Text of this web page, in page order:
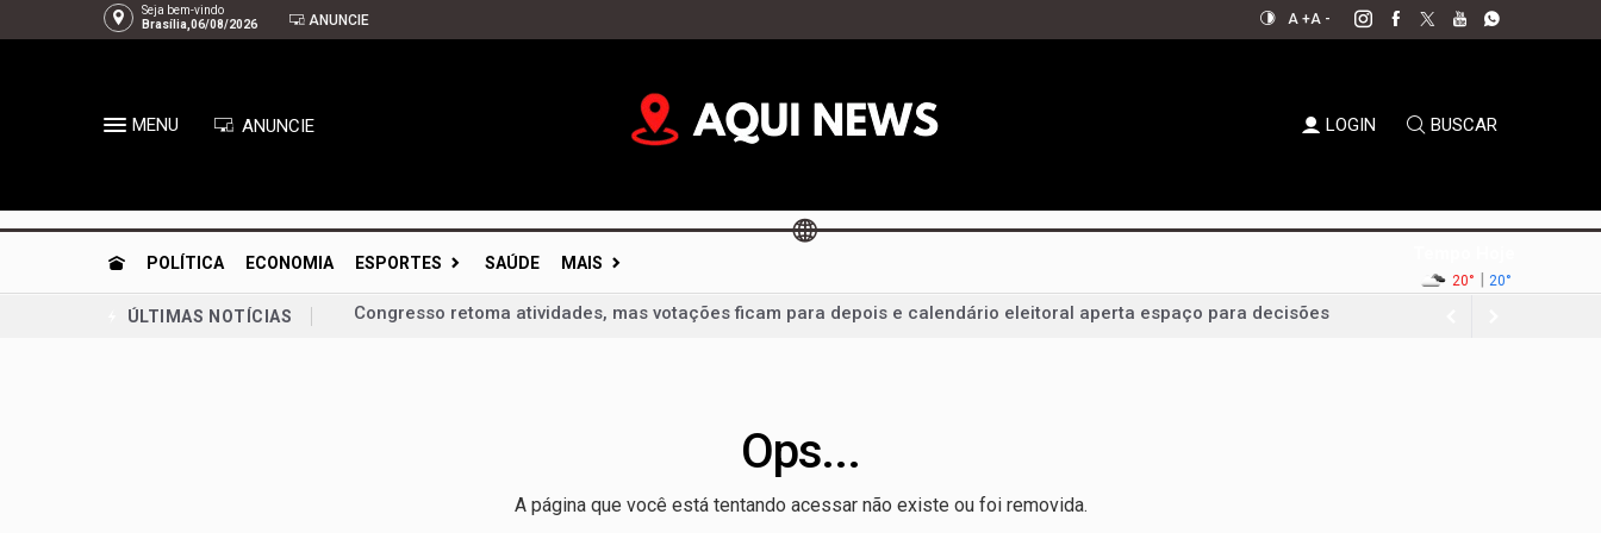
Seja bem-vindo
Brasília,06/08/2026
ANUNCIE A +A -
MENU ANUNCIE LOGIN BUSCAR
POLÍTICA ECONOMIA ESPORTES SAÚDE MAIS
20° | 20°
ÚLTIMAS NOTÍCIAS
Bia Kicis, não é assim: portas fechadas geram críticas e colocam diálogo político em xeque
Gustavo Rocha exalta liderança de Celina Leão e confirma candidatura a vice-governador em convenção histórica
PL-DF confirma Roosevelt Vilela na disputa pela reeleição e reforça projeto para ampliar bancada na CLDF
Ops...
A página que você está tentando acessar não existe ou foi removida.